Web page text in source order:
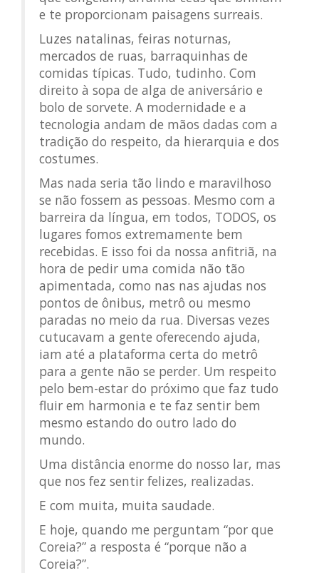
e te proporcionam paisagens surreais.
Luzes natalinas, feiras noturnas,
mercados de ruas, barraquinhas de
comidas típicas. Tudo, tudinho. Com
direito à sopa de alga de aniversário e
bolo de sorvete. A modernidade e a
tecnologia andam de mãos dadas com a
tradição do respeito, da hierarquia e dos
costumes.
Mas nada seria tão lindo e maravilhoso
se não fossem as pessoas. Mesmo com a
barreira da língua, em todos, TODOS, os
lugares fomos extremamente bem
recebidas. E isso foi da nossa anfitriã, na
hora de pedir uma comida não tão
apimentada, como nas nas ajudas nos
pontos de ônibus, metrô ou mesmo
paradas no meio da rua. Diversas vezes
cutucavam a gente oferecendo ajuda,
iam até a plataforma certa do metrô
para a gente não se perder. Um respeito
pelo bem-estar do próximo que faz tudo
fluir em harmonia e te faz sentir bem
mesmo estando do outro lado do
mundo.
Uma distância enorme do nosso lar, mas
que nos fez sentir felizes, realizadas.
E com muita, muita saudade.
E hoje, quando me perguntam “por que
Coreia?” a resposta é “porque não a
Coreia?”.